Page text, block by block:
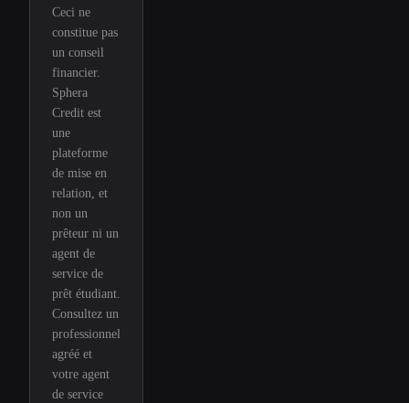
Ceci ne
constitue pas
un conseil
financier.
Sphera
Credit est
une
plateforme
de mise en
relation, et
non un
prêteur ni un
agent de
service de
prêt étudiant.
Consultez un
professionnel
agréé et
votre agent
de service